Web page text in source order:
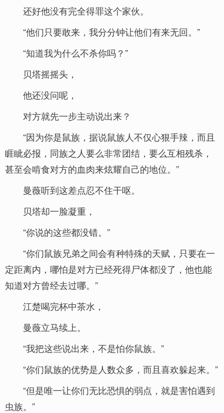
还好他没有完全得罪这个家伙。
“他们只要敢来，我分分钟让他们有来无回。”
“知道我为什么不杀你吗？”
贝塔摇摇头，
他还没问呢，
对方就先一步主动说出来？
“因为你是鼠族，据说鼠族人不仅心狠手辣，而且
睚眦必报，同族之人要么非常团结，要么互相残杀，
甚至会啃食对方的血肉来炫耀自己的地位。”
曼薇听到这差点忍不住干呕。
贝塔却一脸凝重，
“你说的这些都没错。”
“你们鼠族兄弟之间会有种特殊的天赋，只要在一
定距离内，哪怕是对方已经死得尸体都没了，他也能
知道对方曾经去过哪。”
江楚喝完杯中茶水，
曼薇立马续上。
“我把这些说出来，不是怕你鼠族。”
“你们鼠族的优势是人数众多，而且喜欢躲起来。”
“但是唯一让你们无比恐惧的弱点，就是害怕遇到
虫族。”